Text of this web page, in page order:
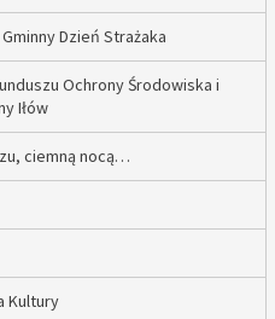
Dzień Strażaka
Ochrony Środowiska i
Iłów
ciemną nocą…
Kultury